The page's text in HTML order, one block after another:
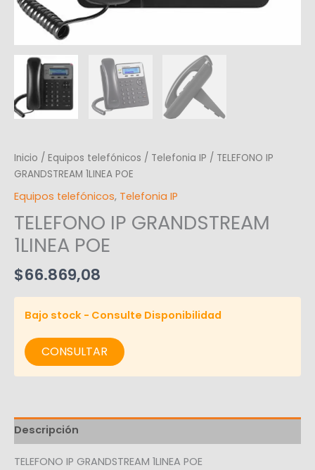
Inicio / Equipos telefónicos / Telefonia IP / TELEFONO IP
GRANDSTREAM 1LINEA POE
Equipos telefónicos, Telefonia IP
TELEFONO IP GRANDSTREAM
1LINEA POE
$66.869,08
Bajo stock - Consulte Disponibilidad
CONSULTAR
Descripción
TELEFONO IP GRANDSTREAM 1LINEA POE